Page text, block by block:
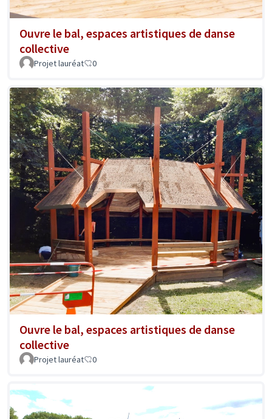
Ouvre le bal, espaces artistiques de danse
collective
Projet lauréat 0
Ouvre le bal, espaces artistiques de danse
collective
Projet lauréat 0